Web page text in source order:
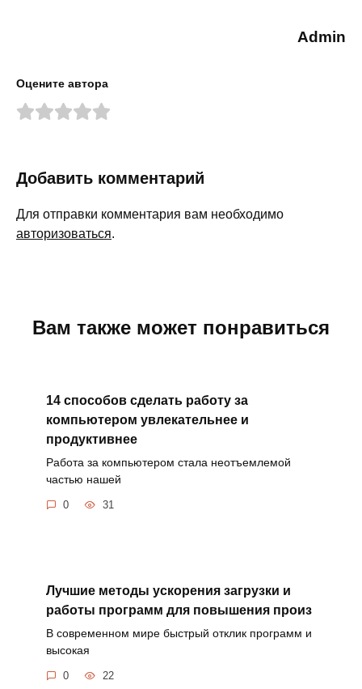
Admin
Оцените автора
Добавить комментарий
Для отправки комментария вам необходимо
авторизоваться.
Вам также может понравиться
14 способов сделать работу за
компьютером увлекательнее и
продуктивнее
Работа за компьютером стала неотъемлемой
частью нашей
0 31
Лучшие методы ускорения загрузки и
работы программ для повышения произ
В современном мире быстрый отклик программ и
высокая
0 22